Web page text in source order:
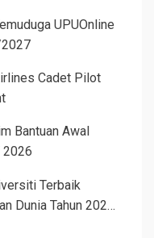
UPUOnline
Cadet Pilot
Bantuan Awal
2026
Terbaik
Dunia Tahun 2026